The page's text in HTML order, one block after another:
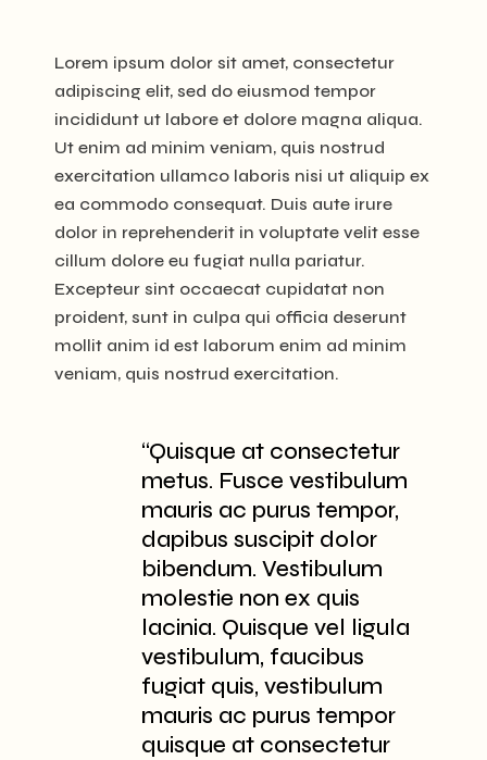
Lorem ipsum dolor sit amet, consectetur
adipiscing elit, sed do eiusmod tempor
incididunt ut labore et dolore magna aliqua.
Ut enim ad minim veniam, quis nostrud
exercitation ullamco laboris nisi ut aliquip ex
ea commodo consequat. Duis aute irure
dolor in reprehenderit in voluptate velit esse
cillum dolore eu fugiat nulla pariatur.
Excepteur sint occaecat cupidatat non
proident, sunt in culpa qui officia deserunt
mollit anim id est laborum enim ad minim
veniam, quis nostrud exercitation.
“Quisque at consectetur
metus. Fusce vestibulum
mauris ac purus tempor,
dapibus suscipit dolor
bibendum. Vestibulum
molestie non ex quis
lacinia. Quisque vel ligula
vestibulum, faucibus
fugiat quis, vestibulum
mauris ac purus tempor
quisque at consectetur